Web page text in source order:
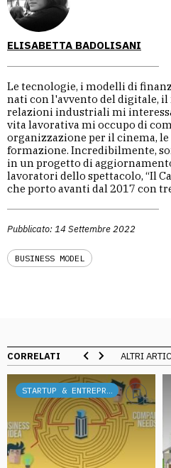
ELISABETTA BADOLISANI
Le tecnologie, i modelli di
nati con l'avvento del digitale, il
relazioni industriali mi
vita lavorativa mi occupo di
organizzazione per il cinema,
formazione. Incredibilmente,
in un progetto di
lavoratori dello spettacolo, “Il
che porto avanti dal 2017 con
Pubblicato: 14 Settembre 2022
BUSINESS MODEL
CORRELATI ALTRI